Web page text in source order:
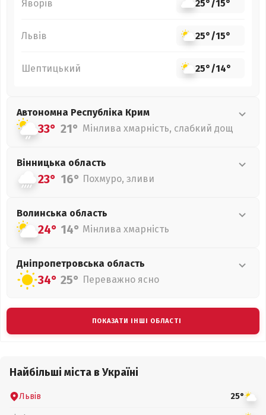
Яворів 25°/15°
Львів 25°/15°
Шептицький 25°/14°
Автономна Республіка Крим
33° 21° Мінлива хмарність, слабкий дощ
Вінницька область
23° 16° Похмуро, зливи
Волинська область
24° 14° Мінлива хмарність
Дніпропетровська область
34° 25° Переважно ясно
ПОКАЗАТИ ІНШІ ОБЛАСТІ
Найбільші міста в Україні
Львів 25°